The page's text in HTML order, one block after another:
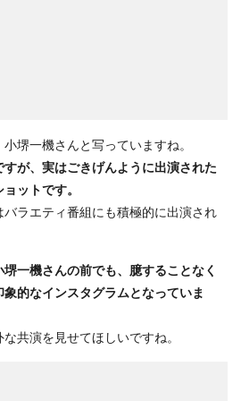
堺一機さんと写っていますね。
が、実はごきげんように出演された
ットです。
ラエティ番組にも積極的に出演され
一機さんの前でも、臆することなく
的なインスタグラムとなっていま
共演を見せてほしいですね。